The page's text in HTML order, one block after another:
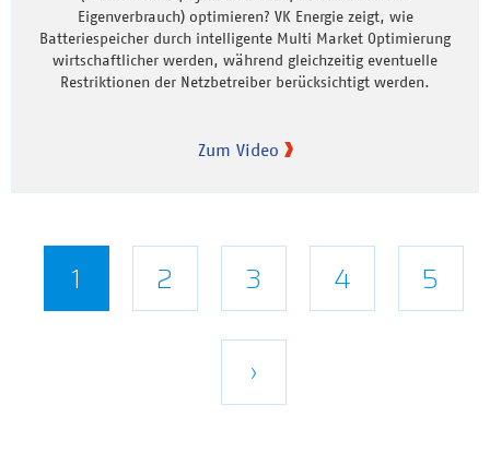
Eigenverbrauch) optimieren? VK Energie zeigt, wie
Batteriespeicher durch intelligente Multi Market Optimierung
wirtschaftlicher werden, während gleichzeitig eventuelle
Restriktionen der Netzbetreiber berücksichtigt werden.
Zum Video
Seitennummerierung
Aktuelle
1 Seite
2 Seite
3 Seite
4 Seite
5
Nächste
›